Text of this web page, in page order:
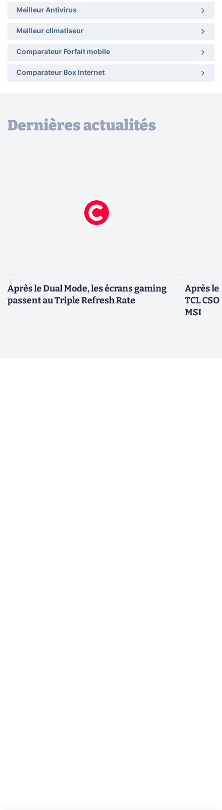
Meilleur Antivirus
Meilleur climatiseur
Comparateur Forfait mobile
Comparateur Box Internet
Dernières actualités
Après le Dual Mode, les écrans gaming
passent au Triple Refresh Rate
Après
TCL
MSI